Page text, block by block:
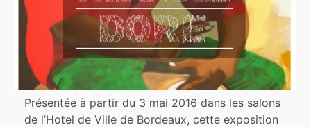
Présentée à partir du 3 mai 2016 dans les salons
de l’Hotel de Ville de Bordeaux, cette exposition